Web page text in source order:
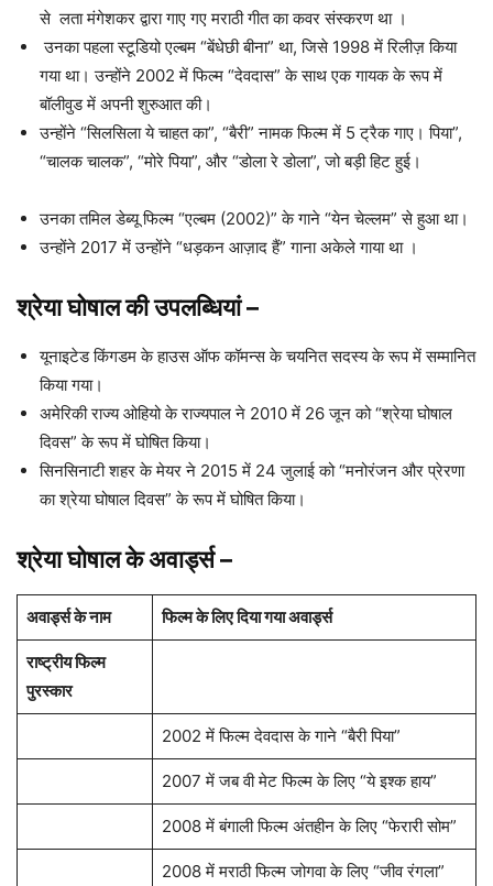
से लता मंगेशकर द्वारा गाए गए मराठी गीत का कवर संस्करण था ।
उनका पहला स्टूडियो एल्बम “बेंधेछी बीना” था, जिसे 1998 में रिलीज़ किया
गया था। उन्होंने 2002 में फिल्म “देवदास” के साथ एक गायक के रूप में
बॉलीवुड में अपनी शुरुआत की।
उन्होंने “सिलसिला ये चाहत का”, “बैरी” नामक फिल्म में 5 ट्रैक गाए। पिया”,
“चालक चालक”, “मोरे पिया”, और “डोला रे डोला”, जो बड़ी हिट हुई।
उनका तमिल डेब्यू फिल्म “एल्बम (2002)” के गाने “येन ​​चेल्लम” से हुआ था।
उन्होंने 2017 में उन्होंने “धड़कन आज़ाद हैं” गाना अकेले गाया था ।
श्रेया घोषाल की उपलब्धियां –
यूनाइटेड किंगडम के हाउस ऑफ कॉमन्स के चयनित सदस्य के रूप में सम्मानित
किया गया।
अमेरिकी राज्य ओहियो के राज्यपाल ने 2010 में 26 जून को “श्रेया घोषाल
दिवस” ​​के रूप में घोषित किया।
सिनसिनाटी शहर के मेयर ने 2015 में 24 जुलाई को “मनोरंजन और प्रेरणा
का श्रेया घोषाल दिवस” ​​के रूप में घोषित किया।
श्रेया घोषाल केअवार्ड्स–
अवार्ड्स के नाम फिल्म के लिए दिया गया अवार्ड्स
राष्ट्रीय फिल्म
पुरस्कार
2002 में फिल्म देवदास के गाने “बैरी पिया”
2007 में जब वी मेट फिल्म के लिए “ये इश्क हाय”
2008 में बंगाली फिल्म अंतहीन के लिए “फेरारी सोम”
2008 में मराठी फिल्म जोगवा के लिए “जीव रंगला”